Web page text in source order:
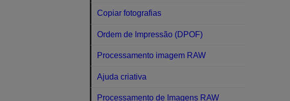
Copiar fotografias
Ordem de Impressão (DPOF)
Processamento imagem RAW
Ajuda criativa
Processamento de Imagens RAW